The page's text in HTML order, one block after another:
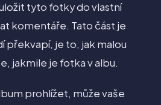
tyto fotky do vlastní
komentáře. Tato část je
překvapí, je to, jak malou
jakmile je fotka v albu.
prohlížet, může vaše